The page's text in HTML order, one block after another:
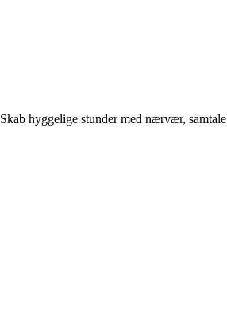
Skab hyggelige stunder med nærvær,